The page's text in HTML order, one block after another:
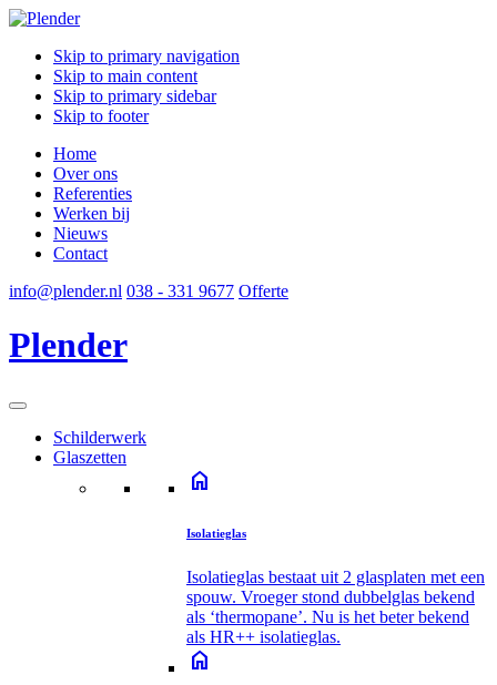
Skip to primary navigation
Skip to main content
Skip to primary sidebar
Skip to footer
Home
Over ons
Referenties
Werken bij
Nieuws
Contact
info@plender.nl 038 - 331 9677 Offerte
Plender
Schilderwerk
Glaszetten
home
Isolatieglas
Isolatieglas bestaat uit 2 glasplaten met een
spouw. Vroeger stond dubbelglas bekend
als ‘thermopane’. Nu is het beter bekend
als HR++ isolatieglas.
home